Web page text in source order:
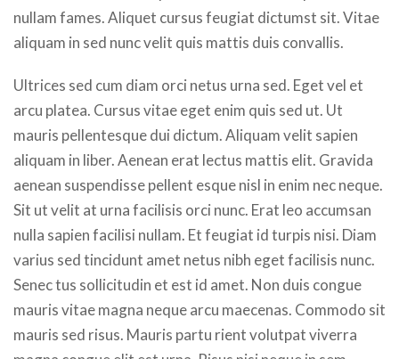
nullam fames. Aliquet cursus feugiat dictumst sit. Vitae
aliquam in sed nunc velit quis mattis duis convallis.
Ultrices sed cum diam orci netus urna sed. Eget vel et
arcu platea. Cursus vitae eget enim quis sed ut. Ut
mauris pellentesque dui dictum. Aliquam velit sapien
aliquam in liber. Aenean erat lectus mattis elit. Gravida
aenean suspendisse pellent esque nisl in enim nec neque.
Sit ut velit at urna facilisis orci nunc. Erat leo accumsan
nulla sapien facilisi nullam. Et feugiat id turpis nisi. Diam
varius sed tincidunt amet netus nibh eget facilisis nunc.
Senec tus sollicitudin et est id amet. Non duis congue
mauris vitae magna neque arcu maecenas. Commodo sit
mauris sed risus. Mauris partu rient volutpat viverra